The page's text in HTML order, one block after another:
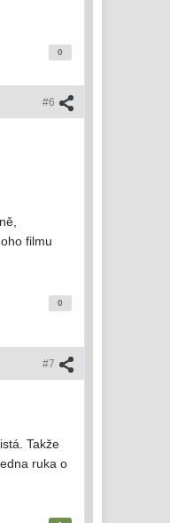
0
#6
filmu
0
#7
Takže
ruka o